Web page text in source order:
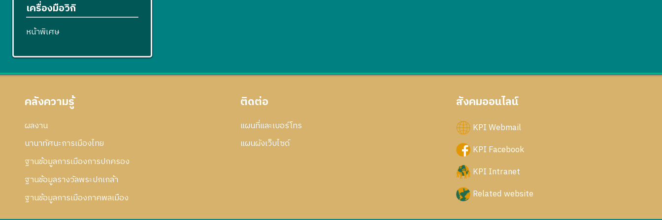
เครื่องมือวิกิ
หน้าพิเศษ
คลังความรู้
ผลงาน
นานาทัศนะการเมืองไทย
ฐานข้อมูลการเมืองการปกครอง
ฐานข้อมูลรางวัลพระปกเกล้า
ฐานข้อมูลการเมืองภาคพลเมือง
ติดต่อ
แผนที่และเบอร์โทร
แผนผังเว็บไซด์
สังคมออนไลน์
KPI Webmail
KPI Facebook
KPI Intranet
Related website